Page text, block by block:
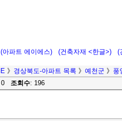
(아파트 에이에스) (건축자재 <한글>) (
》 경상북도-아파트 목록 》 예천군 》 풍
0 조회수: 196